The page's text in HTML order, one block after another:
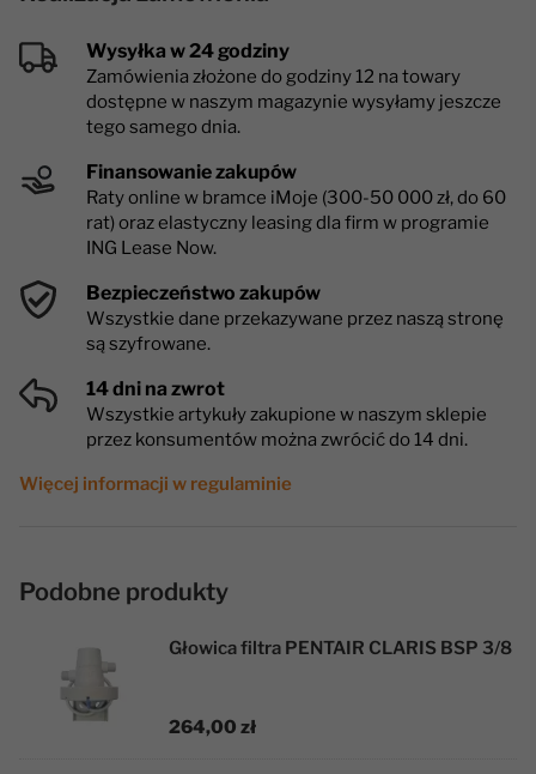
Wysyłka w 24 godziny
Zamówienia złożone do godziny 12 na towary
dostępne w naszym magazynie wysyłamy jeszcze
tego samego dnia.
Finansowanie zakupów
Raty online w bramce iMoje (300-50 000 zł, do 60
rat) oraz elastyczny leasing dla firm w programie
ING Lease Now.
Bezpieczeństwo zakupów
Wszystkie dane przekazywane przez naszą stronę
są szyfrowane.
14 dni na zwrot
Wszystkie artykuły zakupione w naszym sklepie
przez konsumentów można zwrócić do 14 dni.
Więcej informacji w regulaminie
Podobne produkty
Głowica filtra PENTAIR CLARIS BSP 3/8
264,00 zł